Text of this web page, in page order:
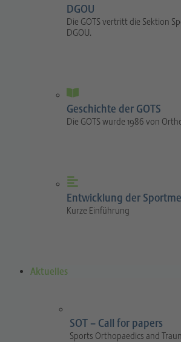
DGOU
Die GOTS vertritt die Sektion
DGOU.
Geschichte der GOTS
Die GOTS wurde 1986 von
Entwicklung der
Kurze Einführung
Aktuelles
SOT – Call for papers
Sports Orthopaedics and